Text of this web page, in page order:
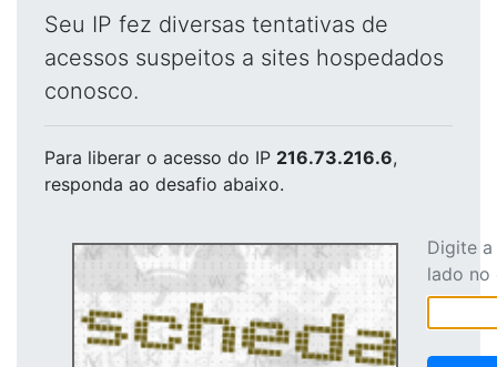
Seu IP fez diversas tentativas de
acessos suspeitos a sites hospedados
conosco.
Para liberar o acesso do IP 216.73.216.6,
responda ao desafio abaixo.
Digite
lado no